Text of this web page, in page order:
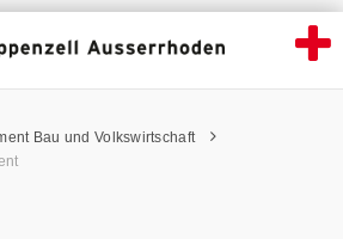
- Appenzell
öffnen
Bau und Volkswirtschaft